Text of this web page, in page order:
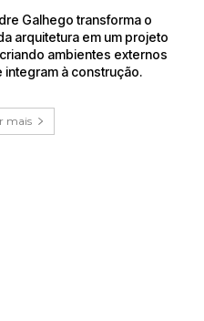
Galhego transforma o
arquitetura em um projeto
ambientes externos
integram à construção.
mais